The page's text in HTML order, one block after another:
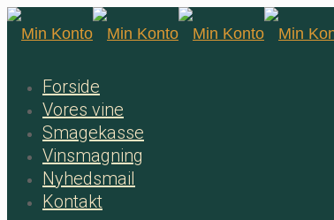
Forside
Vores vine
Smagekasse
Vinsmagning
Nyhedsmail
Kontakt